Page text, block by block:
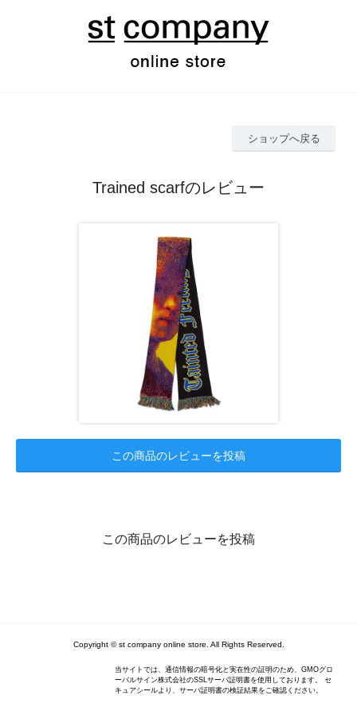
ショップへ戻る
Trained scarfのレビュー
この商品のレビューを投稿
この商品のレビューを投稿
Copyright © st company online store. All Rights Reserved.
当サイトでは、通信情報の暗号化と実在性の証明のため、GMOグロ
ーバルサイン株式会社のSSLサーバ証明書を使用しております。 セ
キュアシールより、サーバ証明書の検証結果をご確認ください。